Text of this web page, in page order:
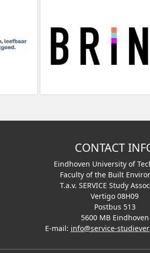
CONTACT
Eindhoven University of
Faculty of the Built
T.a.v. SERVICE Study
Vertigo 08H09
Postbus 513
5600 MB Eindhoven
E-mail: info@service-